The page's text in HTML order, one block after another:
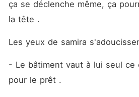
ça se déclenche même, ça
la tête .
Les yeux de samira
- Le bâtiment vaut à lui seul ce
pour le prêt .